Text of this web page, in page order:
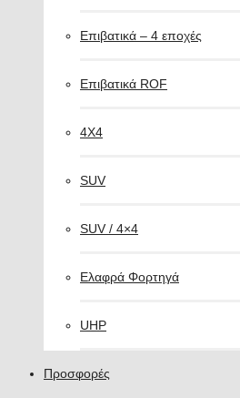
Επιβατικά – 4 εποχές
Επιβατικά ROF
4X4
SUV
SUV / 4×4
Ελαφρά Φορτηγά
UHP
Προσφορές